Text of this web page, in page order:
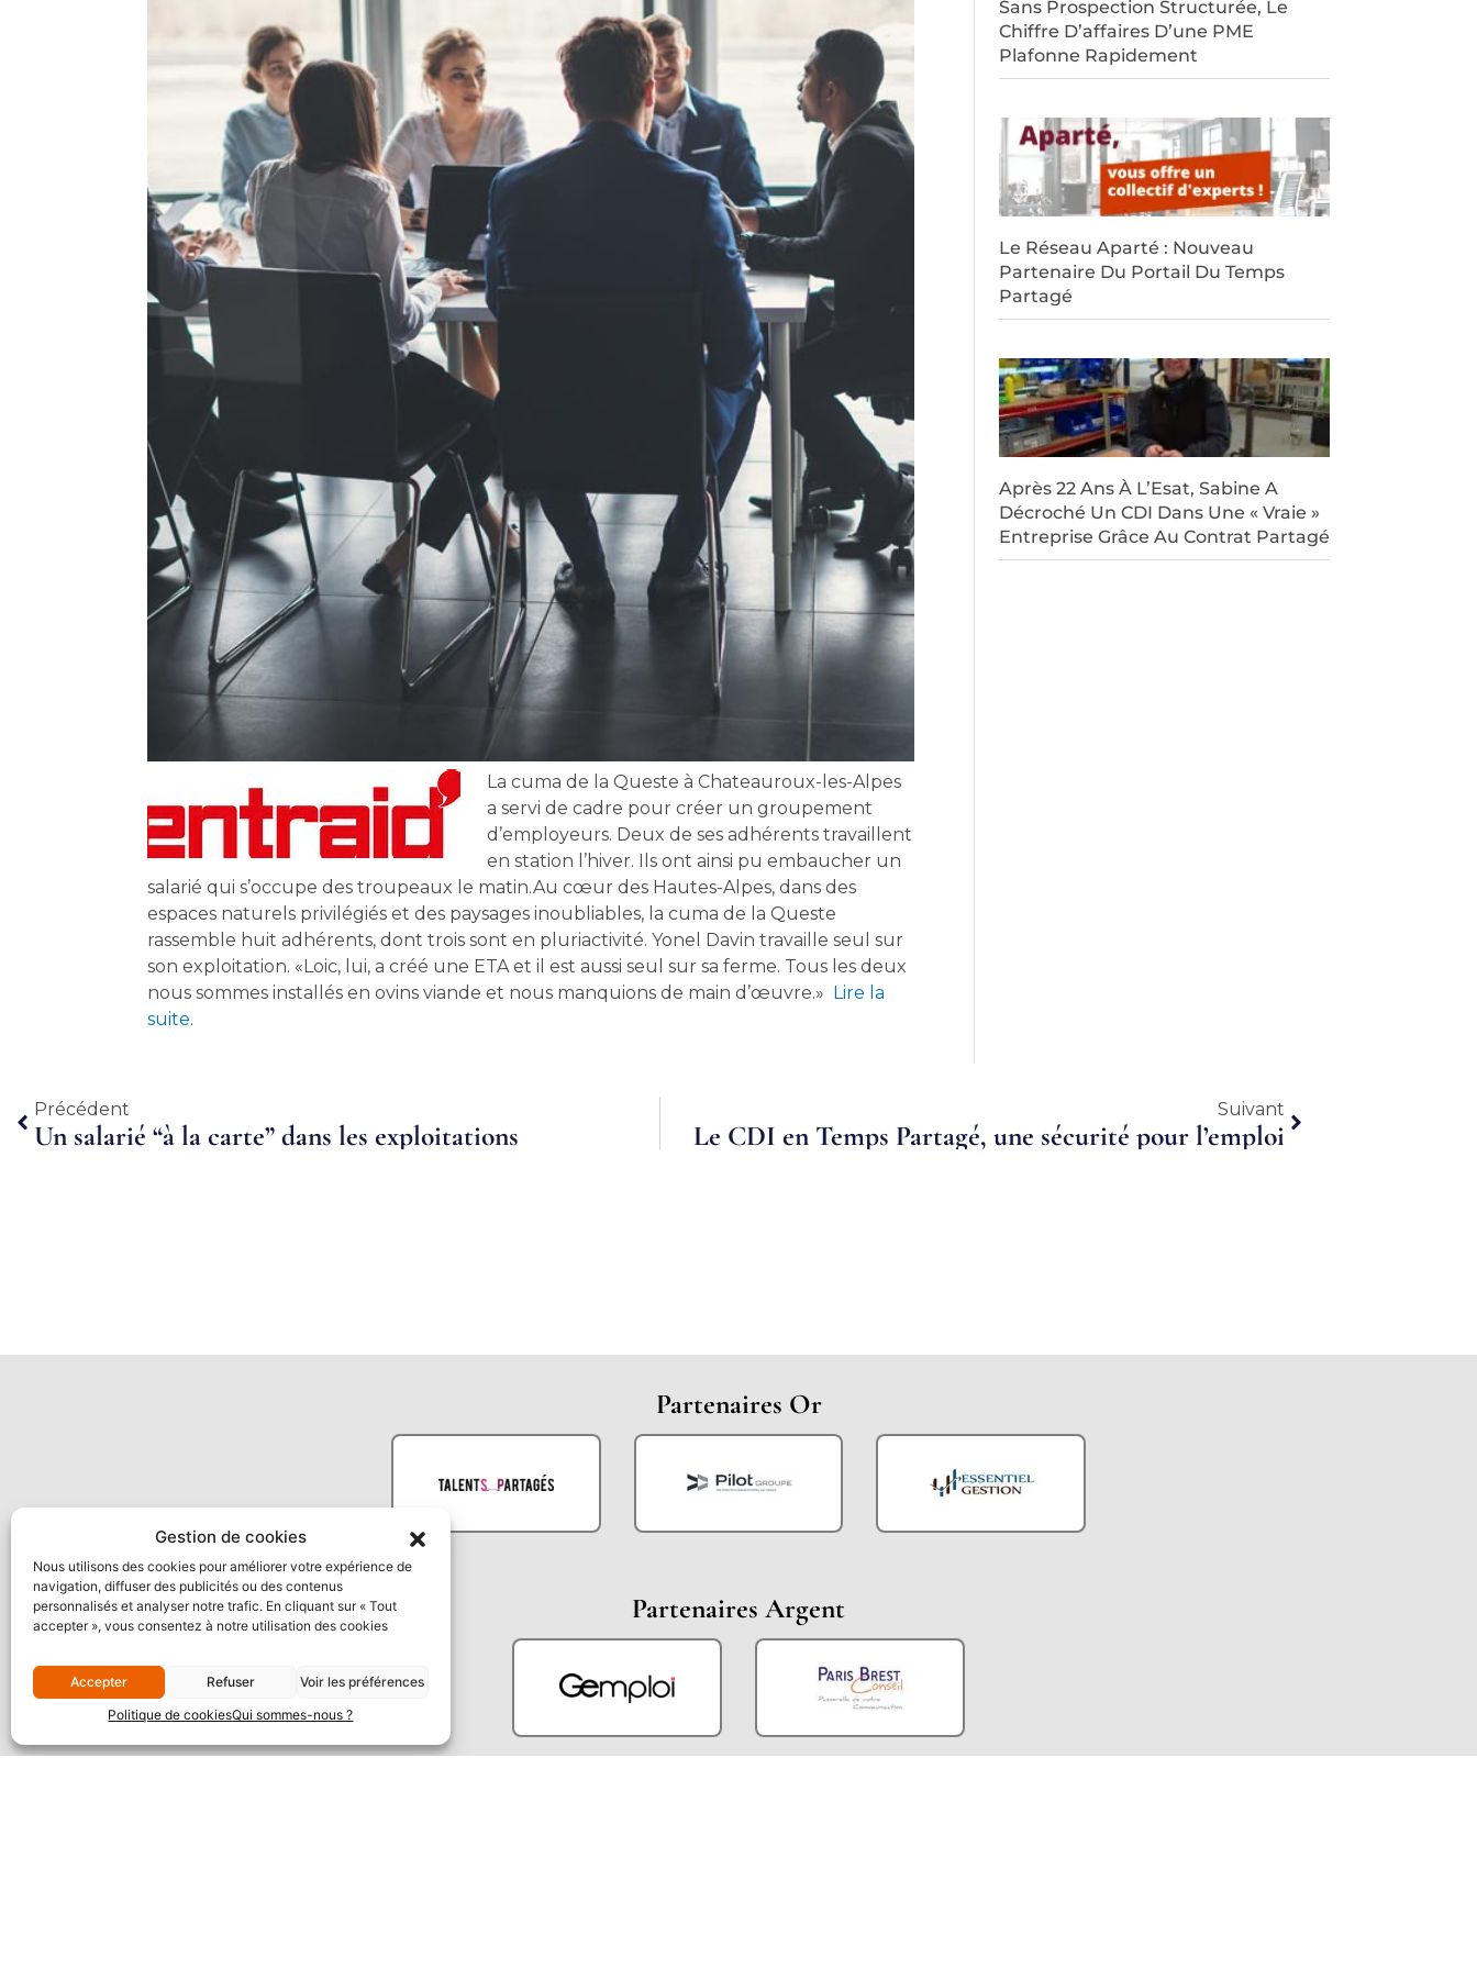
Gestion de cookies
Nous utilisons des cookies pour améliorer votre expérience de
navigation, diffuser des publicités ou des contenus
personnalisés et analyser notre trafic. En cliquant sur « Tout
accepter », vous consentez à notre utilisation des cookies
Accepter Refuser
Voir les préférences
Politique de cookiesQui sommes-nous ?
La cuma de la Queste à Chateauroux-les-Alpes
a servi de cadre pour créer un groupement
d’employeurs. Deux de ses adhérents travaillent
en station l’hiver. Ils ont ainsi pu embaucher un
salarié qui s’occupe des troupeaux le matin.Au cœur des Hautes-Alpes, dans des
espaces naturels privilégiés et des paysages inoubliables, la cuma de la Queste
rassemble huit adhérents, dont trois sont en pluriactivité. Yonel Davin travaille seul sur
son exploitation. «Loic, lui, a créé une ETA et il est aussi seul sur sa ferme. Tous les deux
nous sommes installés en ovins viande et nous manquions de main d’œuvre.» Lire la
suite.
Sans Prospection Structurée, Le
Chiffre D’affaires D’une PME
Plafonne Rapidement
Le Réseau Aparté : Nouveau
Partenaire Du Portail Du Temps
Partagé
Après 22 Ans À L’Esat, Sabine A
Décroché Un CDI Dans Une « Vraie »
Entreprise Grâce Au Contrat Partagé
Précédent
Précédent
Un salarié “à la carte” dans les exploitations
Suivant
Le CDI en Temps Partagé, une sécurité pour l’emploi
Partenaires Or
Partenaires Argent